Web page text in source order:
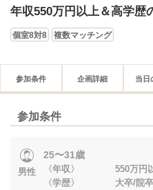
年収550万円以上＆高学歴
個室8対8 複数マッチング
参加条件 企画詳細 当日
参加条件
男性
25〜31歳
〈年収〉 550万円
〈学歴〉 大卒/院卒